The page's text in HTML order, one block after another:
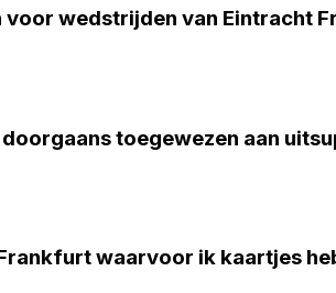
wedstrijden van Eintracht
toegewezen aan
waarvoor ik kaartjes